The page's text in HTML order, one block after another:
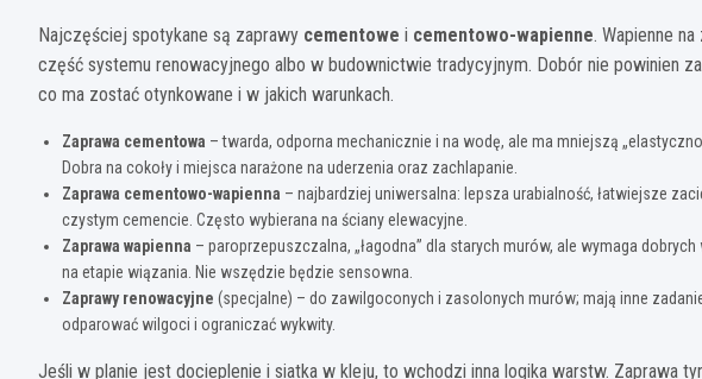
Najczęściej spotykane są zaprawy cementowe i cementowo-wapienne. Wapienne
część systemu renowacyjnego albo w budownictwie tradycyjnym. Dobór nie powinien
co ma zostać otynkowane i w jakich warunkach.
Zaprawa cementowa – twarda, odporna mechanicznie i na wodę, ale ma mniejszą
Dobra na cokoły i miejsca narażone na uderzenia oraz zachlapanie.
Zaprawa cementowo-wapienna – najbardziej uniwersalna: lepsza urabialność, łatwiejsze
czystym cemencie. Często wybierana na ściany elewacyjne.
Zaprawa wapienna – paroprzepuszczalna, „łagodna” dla starych murów, ale wymaga
na etapie wiązania. Nie wszędzie będzie sensowna.
Zaprawy renowacyjne (specjalne) – do zawilgoconych i zasolonych murów; mają inne
odparować wilgoci i ograniczać wykwity.
Jeśli w planie jest docieplenie i siatka w kleju, to wchodzi inna logika warstw. Zaprawa